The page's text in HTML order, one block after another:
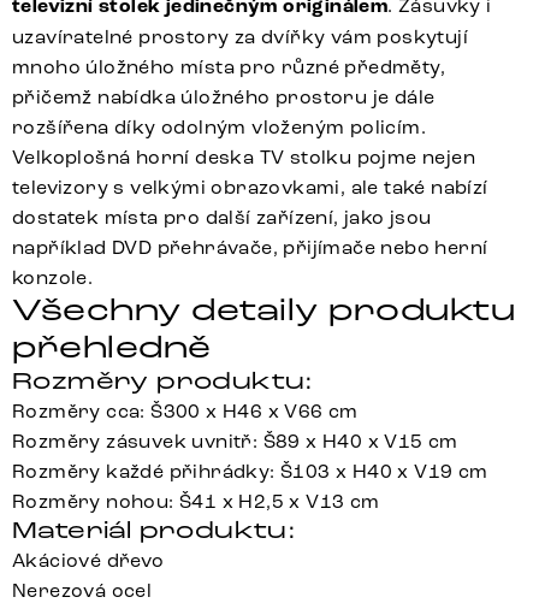
televizní stolek jedinečným originálem. Zásuvky i
uzavíratelné prostory za dvířky vám poskytují
mnoho úložného místa pro různé předměty,
přičemž nabídka úložného prostoru je dále
rozšířena díky odolným vloženým policím.
Velkoplošná horní deska TV stolku pojme nejen
televizory s velkými obrazovkami, ale také nabízí
dostatek místa pro další zařízení, jako jsou
například DVD přehrávače, přijímače nebo herní
konzole.
Všechny detaily produktu
přehledně
Rozměry produktu:
Rozměry cca: Š300 x H46 x V66 cm
Rozměry zásuvek uvnitř: Š89 x H40 x V15 cm
Rozměry každé přihrádky: Š103 x H40 x V19 cm
Rozměry nohou: Š41 x H2,5 x V13 cm
Materiál produktu:
Akáciové dřevo
Nerezová ocel